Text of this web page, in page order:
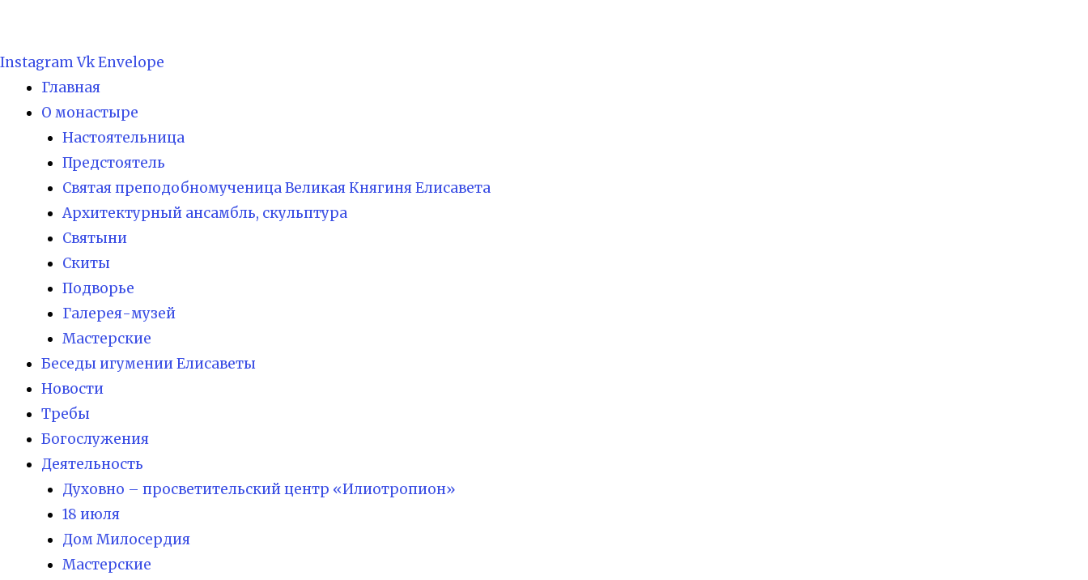
InstagramVkEnvelope
Главная
О монастыре
Настоятельница
Предстоятель
Святая преподобномученица Великая Княгиня Елисавета
Архитектурный ансамбль, скульптура
Святыни
Скиты
Подворье
Галерея-музей
Мастерские
Беседы игумении Елисаветы
Новости
Требы
Богослужения
Деятельность
Духовно – просветительский центр «Илиотропион»
18 июля
Дом Милосердия
Мастерские